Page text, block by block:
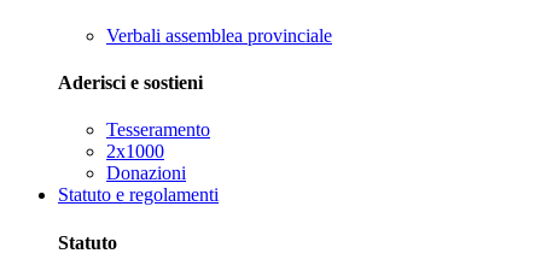
Verbali assemblea provinciale
Aderisci e sostieni
Tesseramento
2x1000
Donazioni
Statuto e regolamenti
Statuto